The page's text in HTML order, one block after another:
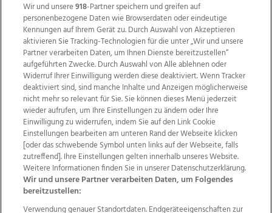
Wir über uns Mediadaten Kontakt
Jobs
Datenschutz
Impressum
AGB Anzeigekunden
AGB Website
Ehrenkodex Politische Werbung
Wir und unsere918-Partner speichern und greifen auf
personenbezogene Daten wie Browserdaten oder eindeutige
Kennungen auf Ihrem Gerät zu. Durch Auswahl von Akzeptieren
aktivieren Sie Tracking-Technologien für die unter „Wir und unsere
Partner verarbeiten Daten, um Ihnen Dienste bereitzustellen“
aufgeführten Zwecke. Durch Auswahl von Alle ablehnen oder
Widerruf Ihrer Einwilligung werden diese deaktiviert. Wenn Tracker
deaktiviert sind, sind manche Inhalte und Anzeigen möglicherweise
nicht mehr so relevant für Sie. Sie können dieses Menü jederzeit
wieder aufrufen, um Ihre Einstellungen zu ändern oder Ihre
Einwilligung zu widerrufen, indem Sie auf den Link Cookie
Einstellungen bearbeiten am unteren Rand der Webseite klicken
[oder das schwebende Symbol unten links auf der Webseite, falls
zutreffend]. Ihre Einstellungen gelten innerhalb unseres Website.
Weitere Informationen finden Sie in unserer Datenschutzerklärung.
Wir und unsere Partner verarbeiten Daten, um Folgendes
bereitzustellen:
Verwendung genauer Standortdaten. Endgeräteeigenschaften zur